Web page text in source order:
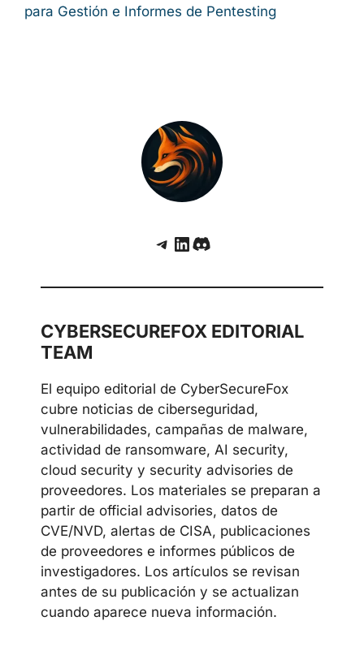
para Gestión e Informes de Pentesting
Telegram
LinkedIn
Discord
CYBERSECUREFOX EDITORIAL
TEAM
El equipo editorial de CyberSecureFox
cubre noticias de ciberseguridad,
vulnerabilidades, campañas de malware,
actividad de ransomware, AI security,
cloud security y security advisories de
proveedores. Los materiales se preparan a
partir de official advisories, datos de
CVE/NVD, alertas de CISA, publicaciones
de proveedores e informes públicos de
investigadores. Los artículos se revisan
antes de su publicación y se actualizan
cuando aparece nueva información.